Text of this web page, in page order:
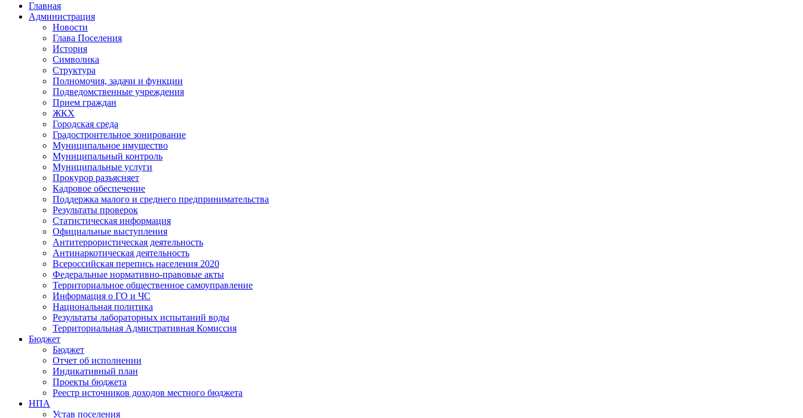
Главная
Администрация
Новости
Глава Поселения
История
Символика
Структура
Полномочия, задачи и функции
Подведомственные учреждения
Прием граждан
ЖКХ
Городская среда
Градостроительное зонирование
Муниципальное имущество
Муниципальный контроль
Муниципальные услуги
Прокурор разъясняет
Кадровое обеспечение
Поддержка малого и среднего предпринимательства
Результаты проверок
Статистическая информация
Официальные выступления
Антитеррористическая деятельность
Антинаркотическая деятельность
Всероссийская перепись населения 2020
Федеральные нормативно-правовые акты
Территориальное общественное самоуправление
Информация о ГО и ЧС
Национальная политика
Результаты лабораторных испытаний воды
Территориальная Адмистративная Комиссия
Бюджет
Бюджет
Отчет об исполнении
Индикативный план
Проекты бюджета
Реестр источников доходов местного бюджета
НПА
Устав поселения